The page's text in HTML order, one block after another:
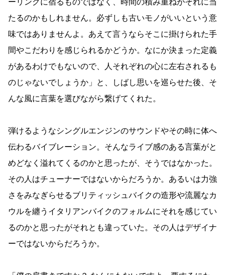
ーリングに宿るものではなく、時間の積み重ねがそれに当
たるのかもしれません。必ずしも古いモノがいいという意
味ではありませんよ。あえて言うならそこに掛けられた手
間やこだわりを感じられるかどうか。なにか決まった定義
があるわけでもないので、人それぞれの心に左右されるも
のじゃないでしょうか」と、しばし思いを巡らせた後、そ
んな風に言葉を選びながら繋げてくれた。
弾けるようなシングルエンジンのサウンドやその時に体へ
伝わるバイブレーション。そんなライブ感のある言葉がと
めどなく溢れてくるのかと思ったが、そうではなかった。
その人はチューナーではないからだろうか。あるいは力強
さをみなぎらせるブリティッシュバイクの造形や流麗なカ
ウルを纏うイタリアンバイクのフォルムにそれを感じてい
るのかと思ったがそれとも違っていた。その人はデザイナ
ーではないからだろうか。